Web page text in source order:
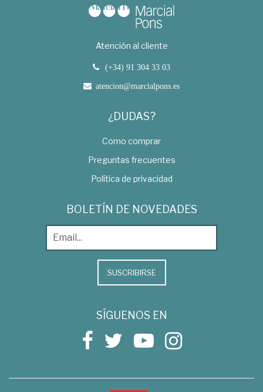
Atención al cliente
(+34) 91 304 33 03
atencion@marcialpons.es
¿DUDAS?
Como comprar
Preguntas frecuentes
Política de privacidad
BOLETÍN DE NOVEDADES
SUSCRIBIRSE
SÍGUENOS EN